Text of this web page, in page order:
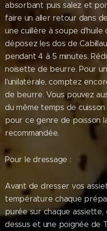
absorbant puis salez et
faire un aller retour dans
une cuillère à soupe d'huile
déposez les dos de
pendant 4 à 5 minutes.
noisette de beurre. Pour
l'unilatérale, comptez
de beurre. Vous pouvez
du même temps de
pour ce genre de poisson
recommandée.
Pour le dressage :
Avant de dresser vos
température chaque
purée sur chaque
dessus et une poignée de